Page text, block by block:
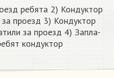
ре­бя­та 2) Кон­дук­тор
про­езд 3) Кон­дук­тор
за про­езд 4) За­пла­
кон­дук­тор​